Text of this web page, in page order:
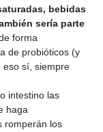
bebidas
sería parte
forma
de probióticos (y
eso sí, siempre
intestino las
haga
romperán los